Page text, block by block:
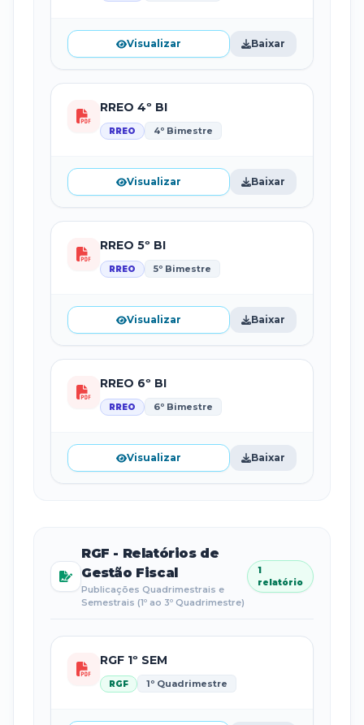
Visualizar Baixar
RREO 4º BI
RREO 4º Bimestre
Visualizar Baixar
RREO 5º BI
RREO 5º Bimestre
Visualizar Baixar
RREO 6º BI
RREO 6º Bimestre
Visualizar Baixar
RGF - Relatórios de
Gestão Fiscal
Publicações Quadrimestrais e
Semestrais (1º ao 3º Quadrimestre)
1
relatório
RGF 1º SEM
RGF 1º Quadrimestre